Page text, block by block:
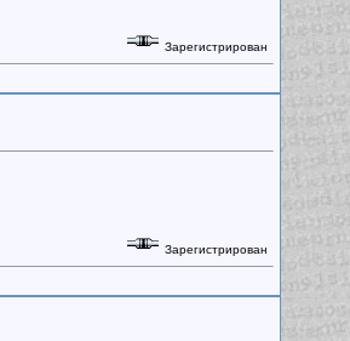
Зарегистрирован
Зарегистрирован